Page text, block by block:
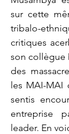
sur cette
tribalo-
critiques
son collègue
des
les MAI-MAI
sentis
entreprise
leader. En